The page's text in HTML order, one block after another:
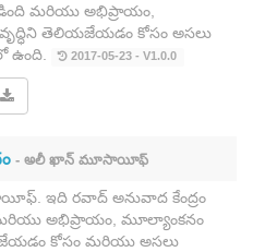
మరియు అభిప్రాయం,
తెలియజేయడం కోసం అసలు
ఉంది.
2017-05-23 - V1.0.0
- అలీ ఖాన్ మూసాయీఫ్
ఇది రవాద్ అనువాద కేంద్రం
అభిప్రాయం, మూల్యాంకనం
కోసం మరియు అసలు